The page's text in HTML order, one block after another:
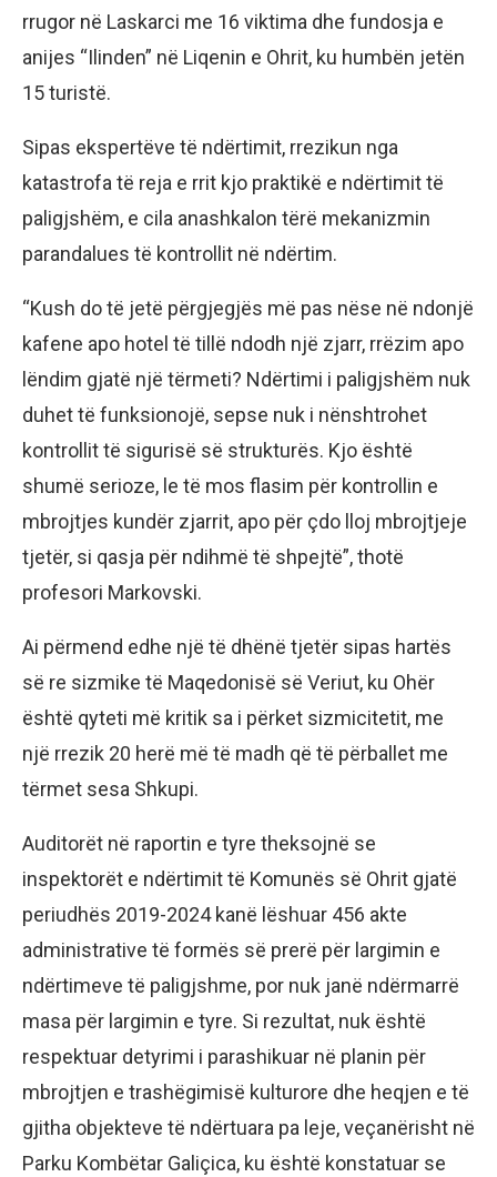
rrugor në Laskarci me 16 viktima dhe fundosja e
anijes “Ilinden” në Liqenin e Ohrit, ku humbën jetën
15 turistë.
Sipas ekspertëve të ndërtimit, rrezikun nga
katastrofa të reja e rrit kjo praktikë e ndërtimit të
paligjshëm, e cila anashkalon tërë mekanizmin
parandalues të kontrollit në ndërtim.
“Kush do të jetë përgjegjës më pas nëse në ndonjë
kafene apo hotel të tillë ndodh një zjarr, rrëzim apo
lëndim gjatë një tërmeti? Ndërtimi i paligjshëm nuk
duhet të funksionojë, sepse nuk i nënshtrohet
kontrollit të sigurisë së strukturës. Kjo është
shumë serioze, le të mos flasim për kontrollin e
mbrojtjes kundër zjarrit, apo për çdo lloj mbrojtjeje
tjetër, si qasja për ndihmë të shpejtë”, thotë
profesori Markovski.
Ai përmend edhe një të dhënë tjetër sipas hartës
së re sizmike të Maqedonisë së Veriut, ku Ohër
është qyteti më kritik sa i përket sizmicitetit, me
një rrezik 20 herë më të madh që të përballet me
tërmet sesa Shkupi.
Auditorët në raportin e tyre theksojnë se
inspektorët e ndërtimit të Komunës së Ohrit gjatë
periudhës 2019-2024 kanë lëshuar 456 akte
administrative të formës së prerë për largimin e
ndërtimeve të paligjshme, por nuk janë ndërmarrë
masa për largimin e tyre. Si rezultat, nuk është
respektuar detyrimi i parashikuar në planin për
mbrojtjen e trashëgimisë kulturore dhe heqjen e të
gjitha objekteve të ndërtuara pa leje, veçanërisht në
Parku Kombëtar Galiçica, ku është konstatuar se